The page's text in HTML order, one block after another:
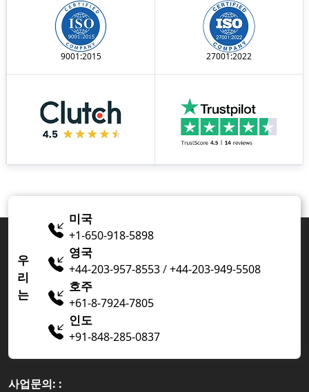
9001:2015 27001:2022
우
리
는
미국
+1-650-918-5898
영국
+44-203-957-8553/+44-203-949-5508
호주
+61-8-7924-7805
인도
+91-848-285-0837
사업문의: :